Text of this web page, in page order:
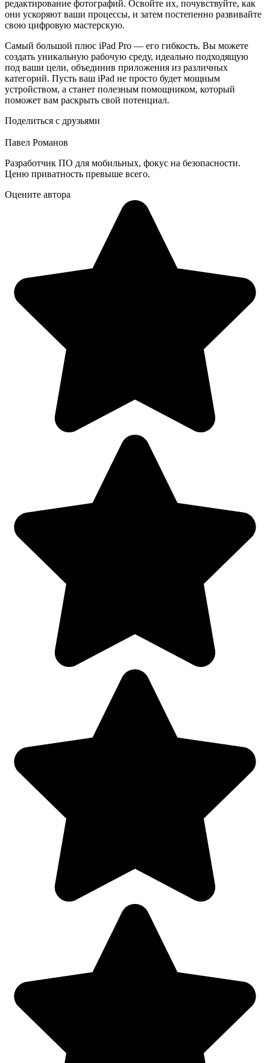
редактирование фотографий. Освойте их, почувствуйте, как
они ускоряют ваши процессы, и затем постепенно развивайте
свою цифровую мастерскую.
Самый большой плюс iPad Pro — его гибкость. Вы можете
создать уникальную рабочую среду, идеально подходящую
под ваши цели, объединив приложения из различных
категорий. Пусть ваш iPad не просто будет мощным
устройством, а станет полезным помощником, который
поможет вам раскрыть свой потенциал.
Поделиться с друзьями
Павел Романов
Разработчик ПО для мобильных, фокус на безопасности.
Ценю приватность превыше всего.
Оцените автора